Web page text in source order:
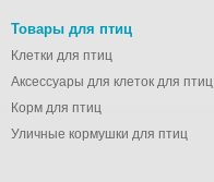
Товары для птиц
Клетки для птиц
Аксессуары для клеток для птиц
Корм для птиц
Уличные кормушки для птиц